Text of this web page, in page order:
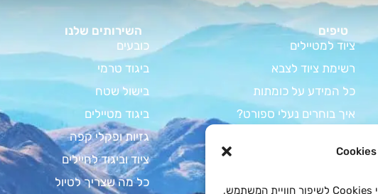
לידיעתך, אתר "מסע בטבע" משתמש בקובצי Cookies לשיפור חוויית המשתמש,
טיפים
ציוד למטיילים
רשימת ציוד לצבא
כל המידע על כומתות
איך בוחרים נעלי ספורט?
ציוד למתגייס – המדריך המלא
השירותים שלנו
כובעים
ביגוד טרמי
בישול שטח
ביגוד מטיילים
גזיות ופקלי קפה
ציוד וביגוד לחיילים
כל מה שצריך לטיול